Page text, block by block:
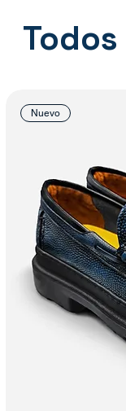
Nuevo